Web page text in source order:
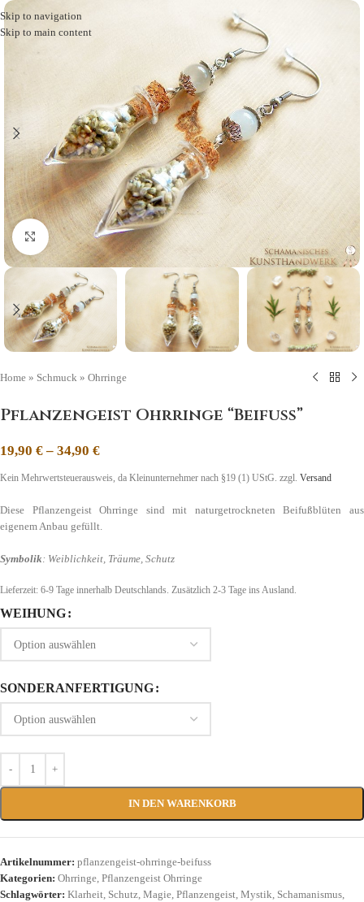
Skip to navigation
Skip to main content
Click to enlarge
Home » Schmuck » Ohrringe
Pflanzengeist Ohrringe “Beifuß”
19,90 €– 34,90 €
Kein Mehrwertsteuerausweis, da Kleinunternehmer nach §19 (1) UStG. zzgl. Versand
Diese Pflanzengeist Ohrringe sind mit naturgetrockneten Beifußblüten aus
eigenem Anbau gefüllt.
Symbolik : Weiblichkeit, Träume, Schutz
Lieferzeit: 6-9 Tage innerhalb Deutschlands. Zusätzlich 2-3 Tage ins Ausland.
WEIHUNG
SONDERANFERTIGUNG
IN DEN WARENKORB
Artikelnummer: pflanzengeist-ohrringe-beifuss
Kategorien: Ohrringe, Pflanzengeist Ohrringe
Schlagwörter: Klarheit, Schutz, Magie, Pflanzengeist, Mystik, Schamanismus,